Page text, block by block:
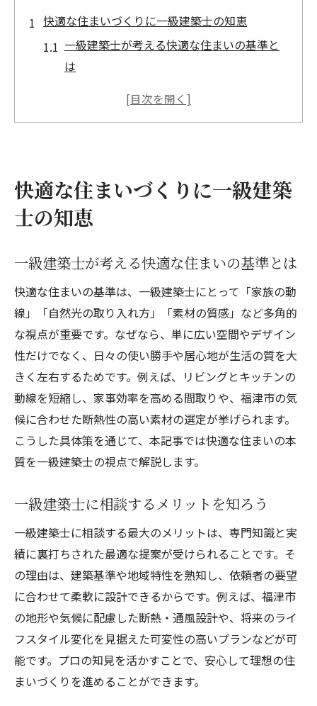
快適な住まいづくりに一級建築士の知恵
一級建築士が考える快適な住まいの基準と
は
一級建築士に相談するメリットを知ろう
ント
一級建築士の視点で見直す家づくりのコツ
一級建築士が語る快適な生活空間の実現法
心地よさを追求する家なら一級建築士に相談
一級建築士が考える心地よさの設計ポイン
ト
暮らしやすさを重視した一級建築士の提案
一級建築士が叶える心地よさのための工夫
一級建築士に相談して心地よい家を実現
快適な住環境を一級建築士と一緒に考える
自然素材を活かす一級建築士の提案術
一級建築士が選ぶ快適な自然素材の魅力
一級建築士が提案する健康的で快適な家
一級建築士が語る自然素材を使うメリット
快適な住まいへ一級建築士の素材選びの視
点
一級建築士が勧める自然素材の取り入れ方
家族の暮らしを支える間取り設計の極意
一級建築士が考案する家族想いの間取り設
計
快適な住まいづくりに一級建築
士の知恵
一級建築士が考える快適な住まいの基準とは
快適な住まいの基準は、一級建築士にとって「家族の動
線」「自然光の取り入れ方」「素材の質感」など多角的
な視点が重要です。なぜなら、単に広い空間やデザイン
性だけでなく、日々の使い勝手や居心地が生活の質を大
きく左右するためです。例えば、リビングとキッチンの
動線を短縮し、家事効率を高める間取りや、福津市の気
候に合わせた断熱性の高い素材の選定が挙げられます。
こうした具体策を通じて、本記事では快適な住まいの本
質を一級建築士の視点で解説します。
一級建築士に相談するメリットを知ろう
一級建築士に相談する最大のメリットは、専門知識と実
績に裏打ちされた最適な提案が受けられることです。そ
の理由は、建築基準や地域特性を熟知し、依頼者の要望
に合わせて柔軟に設計できるからです。例えば、福津市
の地形や気候に配慮した断熱・通風設計や、将来のライ
フスタイル変化を見据えた可変性の高いプランなどが可
能です。プロの知見を活かすことで、安心して理想の住
まいづくりを進めることができます。